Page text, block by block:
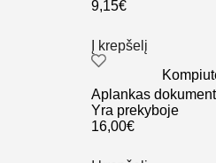
9,15€
Į krepšelį
Aplankas
Yra prekyboje
16,00€